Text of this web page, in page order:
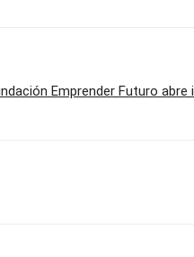
Emprender Futuro